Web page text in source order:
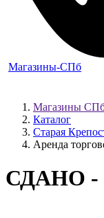
Магазины-СПб
Магазины
Каталог
Старая
Аренда
СДАНО -